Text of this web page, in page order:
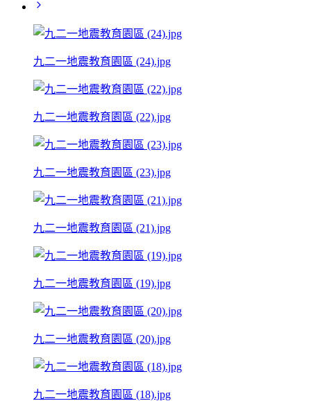
九二一地震教育園區 (24).jpg
九二一地震教育園區 (22).jpg
九二一地震教育園區 (23).jpg
九二一地震教育園區 (21).jpg
九二一地震教育園區 (19).jpg
九二一地震教育園區 (20).jpg
九二一地震教育園區 (18).jpg